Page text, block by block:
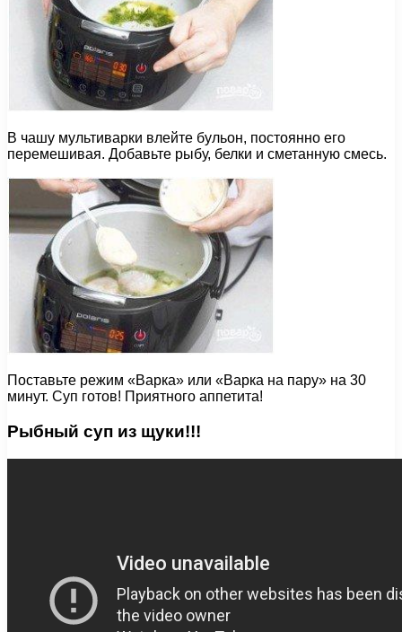
В чашу мультиварки влейте бульон, постоянно его
перемешивая. Добавьте рыбу, белки и сметанную смесь.
Поставьте режим «Варка» или «Варка на пару» на 30
минут. Суп готов! Приятного аппетита!
Рыбный суп из щуки!!!